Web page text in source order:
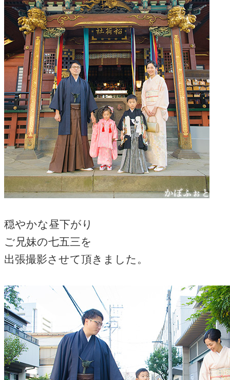
穏やかな昼下がり
ご兄妹の七五三を
出張撮影させて頂きました。